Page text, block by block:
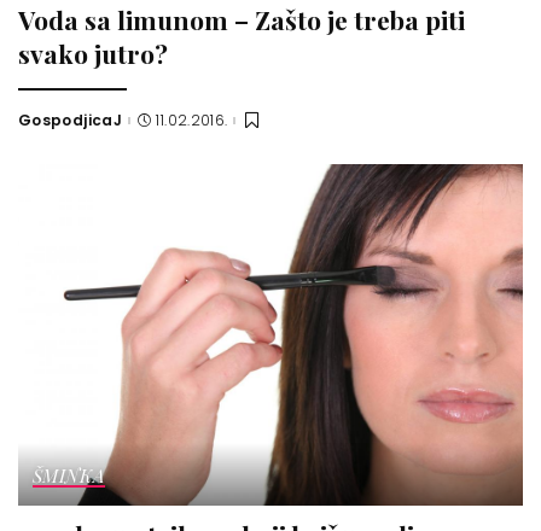
Voda sa limunom – Zašto je treba piti
svako jutro?
Posted
GospodjicaJ 11.02.2016.
ŠMINKA